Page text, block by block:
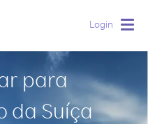
Login
para
da Suíça